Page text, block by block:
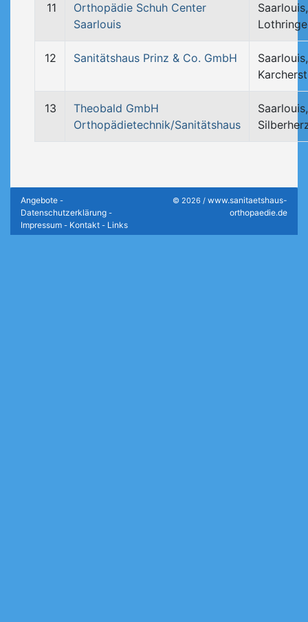
11
Orthopädie Schuh Center
Saarlouis
Saarlouis,
12 Sanitätshaus Prinz & Co. GmbH
Saarlouis,
13
Theobald GmbH
Orthopädietechnik/Sanitätshaus
Saarlouis,
Angebote -
Datenschutzerklärung -
Impressum - Kontakt - Links
© 2026 / www.sanitaetshaus-
orthopaedie.de